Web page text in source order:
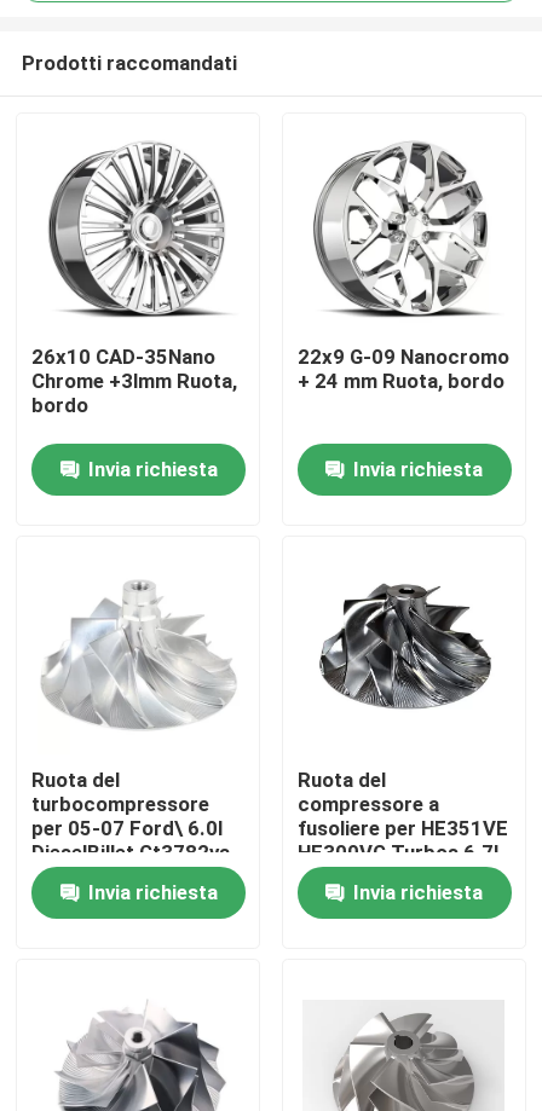
Casa.
Prodotti
Su di noi
Visita alla fabbrica
Controllo della qualità
Contattaci
Chiedi un preventivo
parti meccanizzate in cnc metallo
Prodotti raccomandati
26x10 CAD-35Nano
Chrome +3lmm Ruota,
bordo
Invia richiesta
22x9 G-09 Nanocromo
+ 24 mm Ruota, bordo
Invia richiesta
Ruota del
turbocompressore
per 05-07 Ford\ 6.0l
DieselBillet Gt3782va
Invia richiesta
Ruota del
compressore a
fusoliere per HE351VE
HE300VG Turbos 6.7l
Cummins
Invia richiesta